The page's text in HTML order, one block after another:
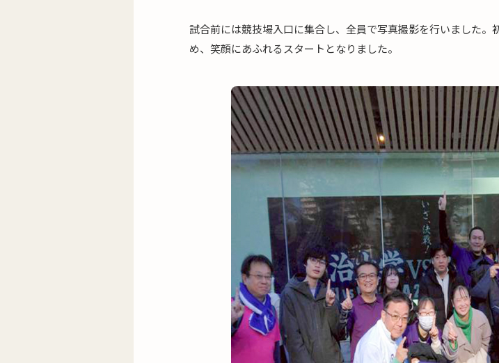
試合前には競技場入口に集合し、全員で写真撮影を行いました
め、笑顔にあふれるスタートとなりました。